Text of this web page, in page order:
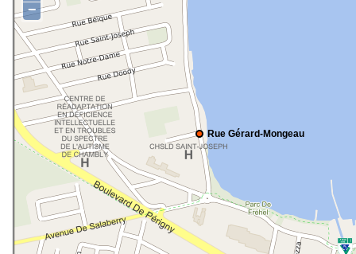
Rue Gérard-Mongeau
−